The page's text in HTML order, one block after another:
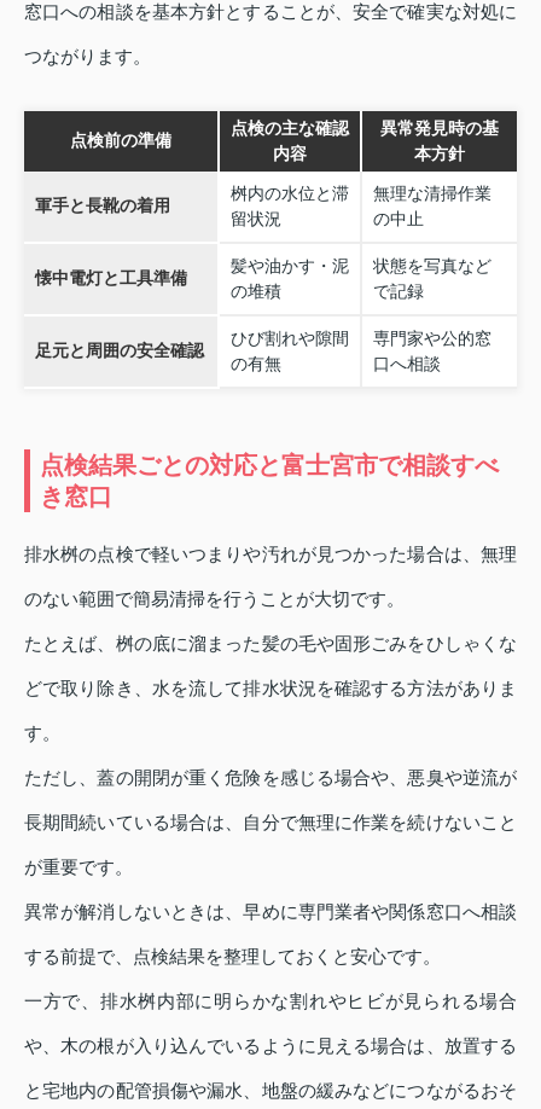
窓口への相談を基本方針とすることが、安全で確実な対処に
つながります。
点検前の準備
点検の主な確認
内容
異常発見時の基
本方針
軍手と長靴の着用
桝内の水位と滞
留状況
無理な清掃作業
の中止
懐中電灯と工具準備
髪や油かす・泥
の堆積
状態を写真など
で記録
足元と周囲の安全確認
ひび割れや隙間
の有無
専門家や公的窓
口へ相談
点検結果ごとの対応と富士宮市で相談すべ
き窓口
排水桝の点検で軽いつまりや汚れが見つかった場合は、無理
のない範囲で簡易清掃を行うことが大切です。
たとえば、桝の底に溜まった髪の毛や固形ごみをひしゃくな
どで取り除き、水を流して排水状況を確認する方法がありま
す。
ただし、蓋の開閉が重く危険を感じる場合や、悪臭や逆流が
長期間続いている場合は、自分で無理に作業を続けないこと
が重要です。
異常が解消しないときは、早めに専門業者や関係窓口へ相談
する前提で、点検結果を整理しておくと安心です。
一方で、排水桝内部に明らかな割れやヒビが見られる場合
や、木の根が入り込んでいるように見える場合は、放置する
と宅地内の配管損傷や漏水、地盤の緩みなどにつながるおそ